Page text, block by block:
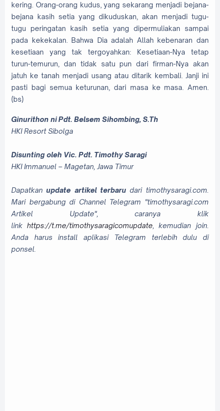
kering. Orang-orang kudus, yang sekarang menjadi bejana-
bejana kasih setia yang dikuduskan, akan menjadi tugu-
tugu peringatan kasih setia yang dipermuliakan sampai
pada kekekalan. Bahwa Dia adalah Allah kebenaran dan
kesetiaan yang tak tergoyahkan: Kesetiaan-Nya tetap
turun-temurun, dan tidak satu pun dari firman-Nya akan
jatuh ke tanah menjadi usang atau ditarik kembali. Janji ini
pasti bagi semua keturunan, dari masa ke masa. Amen.
(bs)
Ginurithon niPdt. Belsem Sihombing, S.Th
HKI Resort Sibolga
Disunting oleh Vic. Pdt. Timothy Saragi
HKI Immanuel – Magetan, Jawa Timur
Dapatkan update artikel terbaru dari timothysaragi.com.
Mari bergabung di Channel Telegram "timothysaragi.com
Artikel Update", caranya klik
link https://t.me/timothysaragicomupdate, kemudian join.
Anda harus install aplikasi Telegram terlebih dulu di
ponsel.